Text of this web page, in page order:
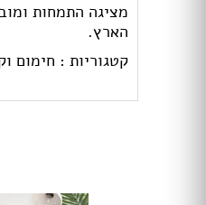
הארץ.
קטגוריות : חימום